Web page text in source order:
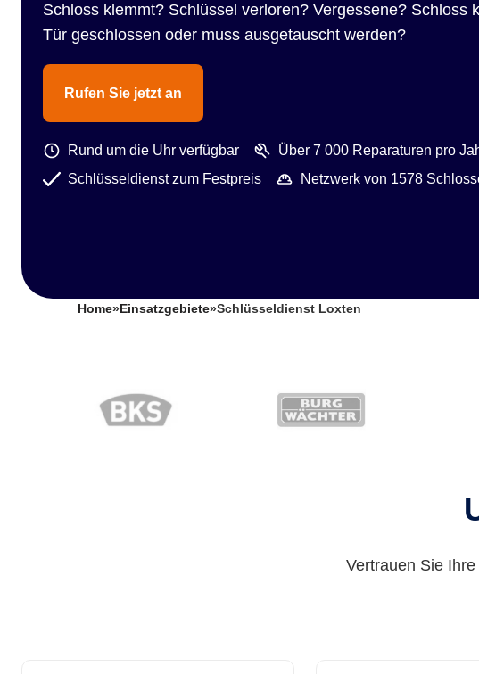
Schloss klemmt? Schlüssel verloren? Vergessene? Schloss
Tür geschlossen oder muss ausgetauscht werden?
Rufen Sie jetzt an
Rund um die Uhr verfügbar
Über 7 000 Reparaturen pro
Schlüsseldienst zum Festpreis
Netzwerk von 1578
Home» Einsatzgebiete»Schlüsseldienst Loxten
Vertrauen Sie